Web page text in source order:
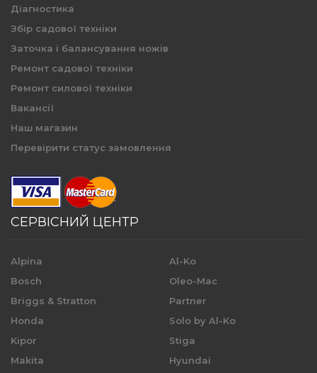
Діагностика
Збір садової техніки
Заточка і балансування ножів
Ремонт садової техніки
Ремонт силової техніки
Вакансії
Наш магазин
Перевірити статус замовлення
СЕРВІСНИЙ ЦЕНТР
Alpina
Bosch
Briggs & Stratton
Honda
Kipor
Makita
Al-Ko
Oleo-Mac
Partner
Solo by Al-Ko
Stiga
Hyundai